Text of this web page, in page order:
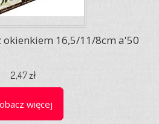
okienkiem 16,5/11/8cm a'50
2,47 zł
więcej